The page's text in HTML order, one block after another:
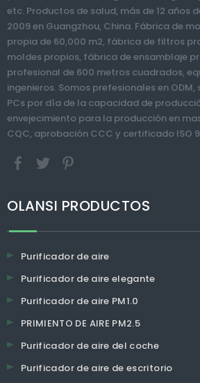
etc. Productos de salud, más de 12 años
2009 en Guangzhou, China. Fábrica de
propia de 60,000 m2, fábrica de filtros
moldes propios, fábrica de ensamblaje
profesional de 600 metros cuadrados,
ingenieros. Somos prefesionales en ODM,
PCs por día de la capacidad de
envejecimiento para la producción en
CQC, aprobación CCC y certificado ISO
OLANSI PRODUCTOS
Purificador de aire
Purificador de aire elegante
Purificador de aire PM1.0
PRIMIENTO DE AIRE PM2.5
Purificador de aire del coche
Purificador de aire de escritorio